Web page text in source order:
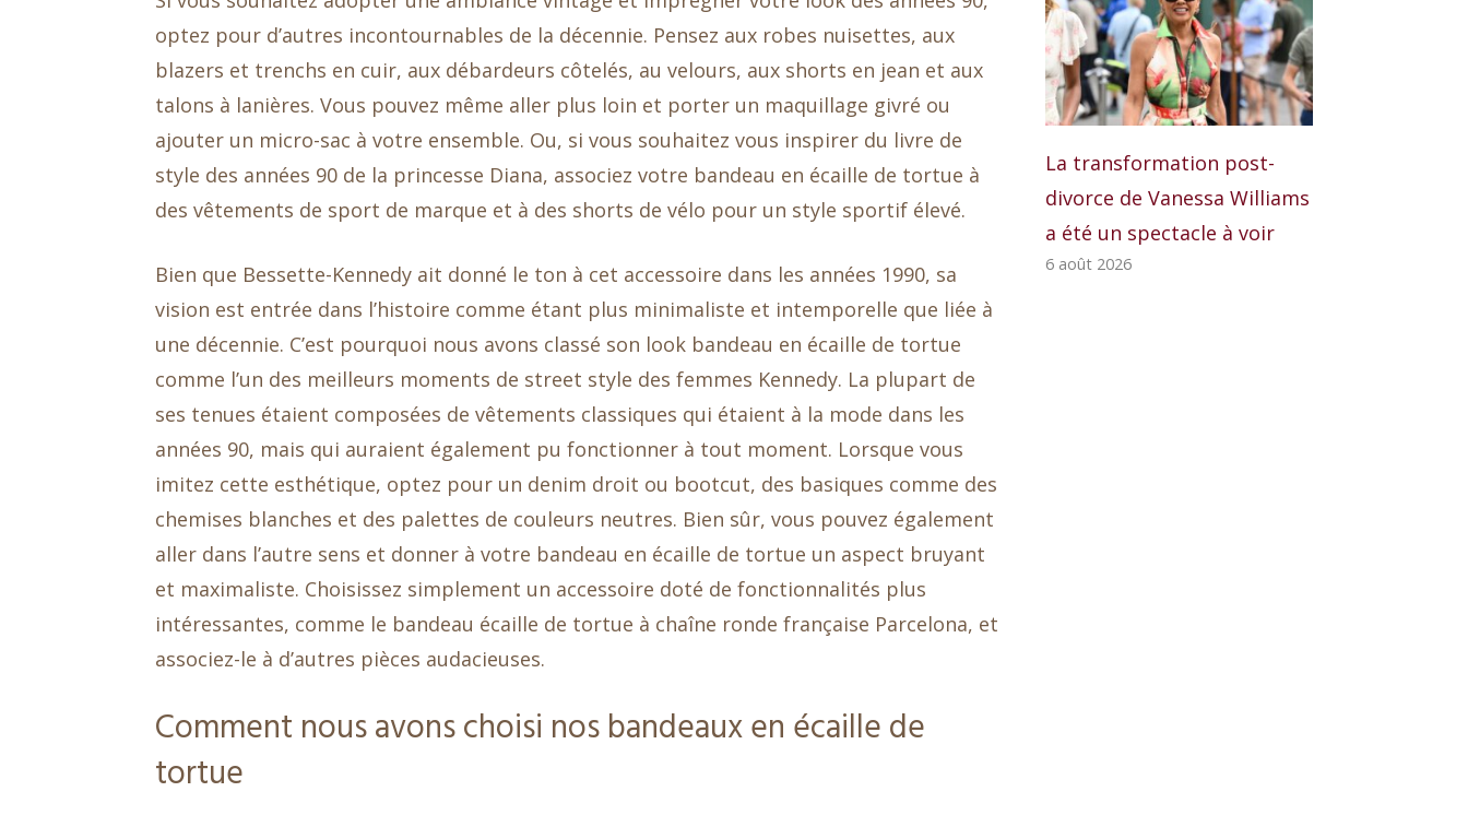
optez pour d’autres incontournables de la décennie. Pensez aux robes nuisettes, aux
blazers et trenchs en cuir, aux débardeurs côtelés, au velours, aux shorts en jean et aux
talons à lanières. Vous pouvez même aller plus loin et porter un maquillage givré ou
ajouter un micro-sac à votre ensemble. Ou, si vous souhaitez vous inspirer du livre de
style des années 90 de la princesse Diana, associez votre bandeau en écaille de tortue à
des vêtements de sport de marque et à des shorts de vélo pour un style sportif élevé.
Bien que Bessette-Kennedy ait donné le ton à cet accessoire dans les années 1990, sa
vision est entrée dans l’histoire comme étant plus minimaliste et intemporelle que liée à
une décennie. C’est pourquoi nous avons classé son look bandeau en écaille de tortue
comme l’un des meilleurs moments de street style des femmes Kennedy. La plupart de
ses tenues étaient composées de vêtements classiques qui étaient à la mode dans les
années 90, mais qui auraient également pu fonctionner à tout moment. Lorsque vous
imitez cette esthétique, optez pour un denim droit ou bootcut, des basiques comme des
chemises blanches et des palettes de couleurs neutres. Bien sûr, vous pouvez également
aller dans l’autre sens et donner à votre bandeau en écaille de tortue un aspect bruyant
et maximaliste. Choisissez simplement un accessoire doté de fonctionnalités plus
intéressantes, comme le bandeau écaille de tortue à chaîne ronde française Parcelona, ​​et
associez-le à d’autres pièces audacieuses.
Comment nous avons choisi nos bandeaux en écaille de
tortue
La transformation post-
divorce de Vanessa Williams
a été un spectacle à voir
6 août 2026